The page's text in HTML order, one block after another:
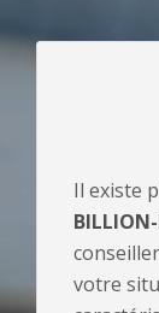
Il existe
votre